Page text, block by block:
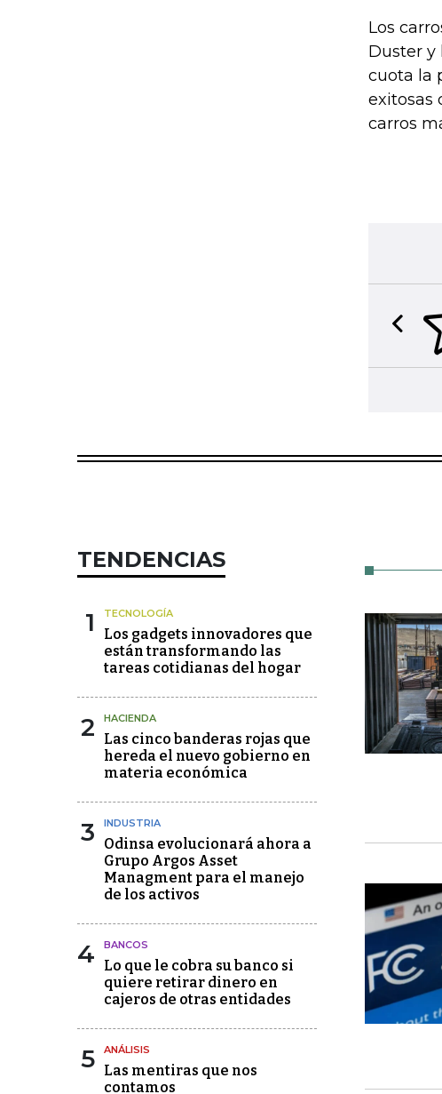
Los
Duster y
cuota la
exitosas
carros
TENDENCIAS
1 TECNOLOGÍA
Los gadgets innovadores que
están transformando las
tareas cotidianas del hogar
2 HACIENDA
Las cinco banderas rojas que
hereda el nuevo gobierno en
materia económica
3 INDUSTRIA
Odinsa evolucionará ahora a
Grupo Argos Asset
Managment para el manejo
de los activos
4 BANCOS
Lo que le cobra su banco si
quiere retirar dinero en
cajeros de otras entidades
5 ANÁLISIS
Las mentiras que nos
contamos